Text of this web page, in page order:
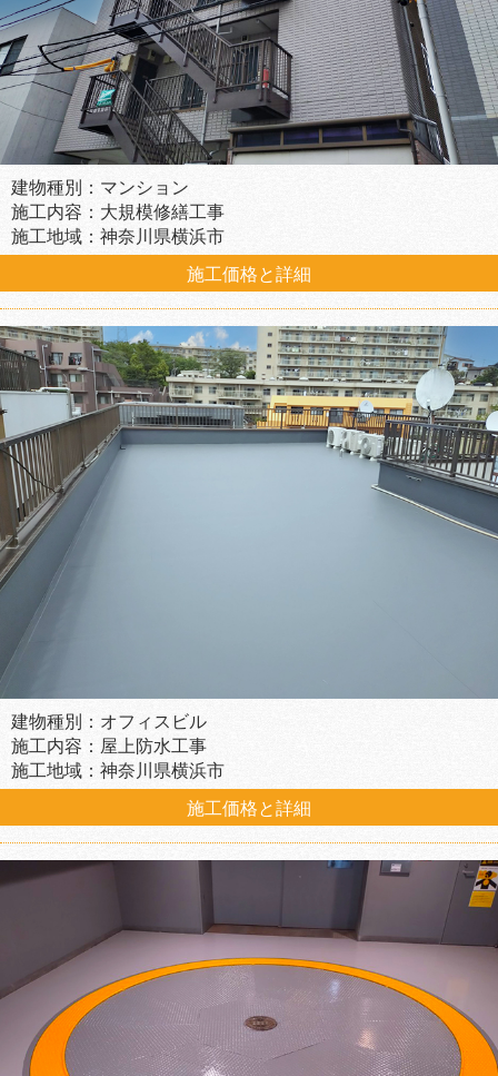
建物種別：マンション
施工内容：大規模修繕工事
施工地域：神奈川県横浜市
施工価格と詳細
建物種別：オフィスビル
施工内容：屋上防水工事
施工地域：神奈川県横浜市
施工価格と詳細